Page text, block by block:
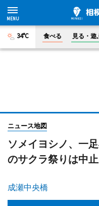
34°C 食べる 見る・遊
ニュース地図
ソメイヨシノ、一
のサクラ祭りは中止
成瀬中央橋